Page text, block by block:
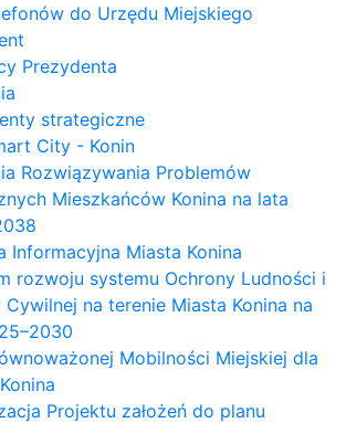
do Urzędu Miejskiego
Prezydenta
strategiczne
City - Konin
Rozwiązywania Problemów
Mieszkańców Konina na lata
Informacyjna Miasta Konina
rozwoju systemu Ochrony Ludności i
Cywilnej na terenie Miasta Konina na
Mobilności Miejskiej dla
Projektu założeń do planu